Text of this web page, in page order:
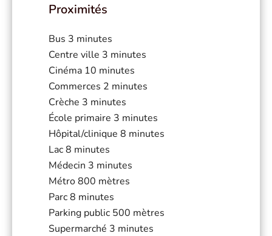
Proximités
Bus 3 minutes
Centre ville 3 minutes
Cinéma 10 minutes
Commerces 2 minutes
Crèche 3 minutes
École primaire 3 minutes
Hôpital/clinique 8 minutes
Lac8 minutes
Médecin 3 minutes
Métro800 mètres
Parc8 minutes
Parking public 500 mètres
Supermarché 3 minutes